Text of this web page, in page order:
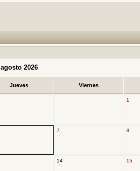
agosto 2026
Jueves Viernes
1
7 8
14 15